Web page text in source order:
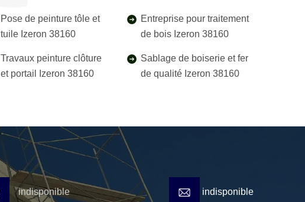
Pose de peinture tôle et
tuile Izeron 38160
Travaux peinture clôture
et portail Izeron 38160
Entreprise pour traitement
de bois Izeron 38160
Sablage de boiserie et fer
de qualité Izeron 38160
indisponible indisponible